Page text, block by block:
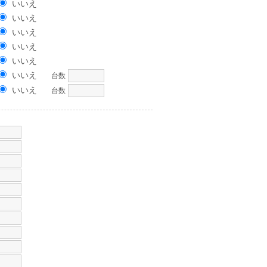
いいえ
いいえ
いいえ
いいえ
いいえ
いいえ
台数
いいえ 台数